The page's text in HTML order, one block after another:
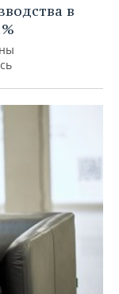
в